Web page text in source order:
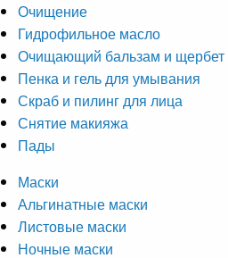
Очищение
Гидрофильное масло
Очищающий бальзам и щербет
Пенка и гель для умывания
Скраб и пилинг для лица
Снятие макияжа
Пады
Маски
Альгинатные маски
Листовые маски
Ночные маски